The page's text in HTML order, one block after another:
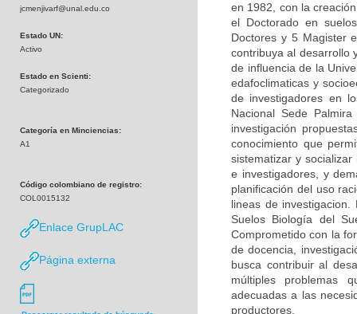
jcmenjivarf@unal.edu.co
Estado UN:
Activo
Estado en Scienti:
Categorizado
Categoría en Minciencias:
A1
Código colombiano de registro:
COL0015132
Enlace GrupLAC
Página externa
en 1982, con la
el Doctorado en
Doctores y 5 Magister
contribuya al desarrollo
de influencia de la
edafoclimaticas y
de investigadores en
Nacional Sede
investigación
conocimiento que
sistematizar y
e investigadores, y
planificación del uso
lineas de
Suelos Biología del
Comprometido con la
de docencia,
busca contribuir al
múltiples problemas
adecuadas a las
productores.